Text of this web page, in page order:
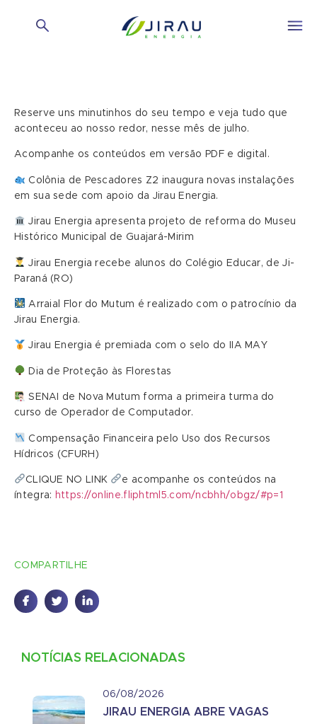
Reserve uns minutinhos do seu tempo e veja tudo que
aconteceu ao nosso redor, nesse mês de julho.
Acompanhe os conteúdos em versão PDF e digital.
Colônia de Pescadores Z2 inaugura novas instalações
em sua sede com apoio da Jirau Energia.
Jirau Energia apresenta projeto de reforma do Museu
Histórico Municipal de Guajará-Mirim
Jirau Energia recebe alunos do Colégio Educar, de Ji-
Paraná (RO)
Arraial Flor do Mutum é realizado com o patrocínio da
Jirau Energia.
Jirau Energia é premiada com o selo do IIA MAY
Dia de Proteção às Florestas
SENAI de Nova Mutum forma a primeira turma do
curso de Operador de Computador.
Compensação Financeira pelo Uso dos Recursos
Hídricos (CFURH)
CLIQUE NO LINK
e acompanhe os conteúdos na
íntegra: https://online.fliphtml5.com/ncbhh/obgz/#p=1
COMPARTILHE
NOTÍCIAS RELACIONADAS
06/08/2026
JIRAU ENERGIA ABRE VAGAS